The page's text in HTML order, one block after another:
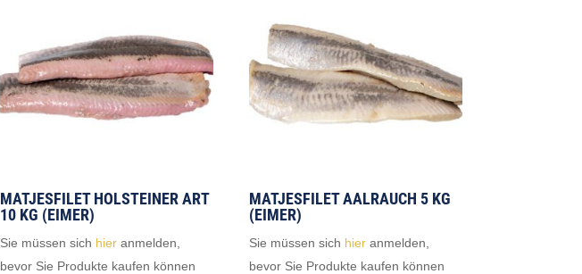
MATJESFILET HOLSTEINER ART
10 KG (EIMER)
Sie müssen sich hier anmelden,
bevor Sie Produkte kaufen können
MATJESFILET AALRAUCH 5 KG
(EIMER)
Sie müssen sich hier anmelden,
bevor Sie Produkte kaufen können